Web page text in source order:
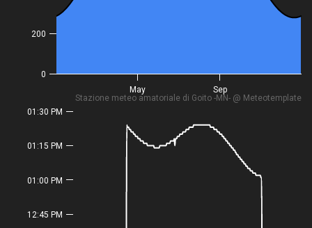
May Sep
0
200
Stazione meteo amatoriale di Goito -MN- @ Meteotemplate
12:45 PM
01:00 PM
01:15 PM
01:30 PM